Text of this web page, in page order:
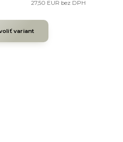
27,50 EUR bez DPH
variant